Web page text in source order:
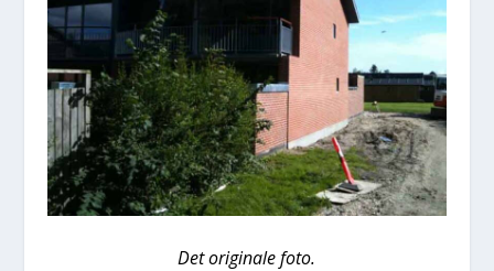
Det ori­gi­na­le foto.